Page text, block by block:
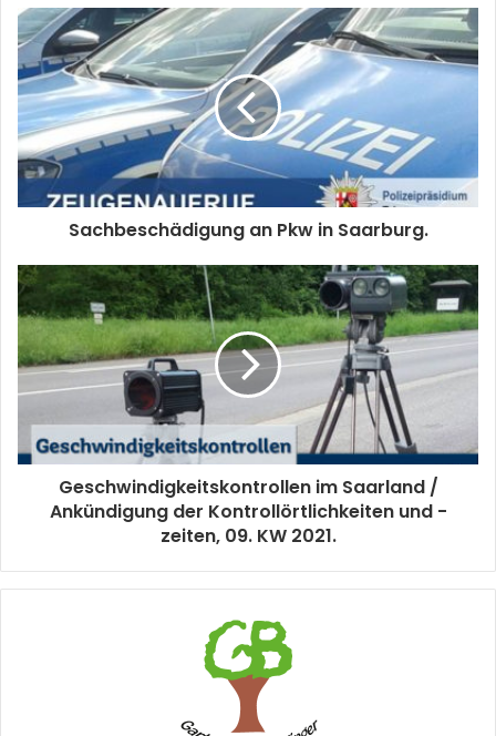
Sachbeschädigung an Pkw in Saarburg.
Geschwindigkeitskontrollen im Saarland /
Ankündigung der Kontrollörtlichkeiten und -
zeiten, 09. KW 2021.